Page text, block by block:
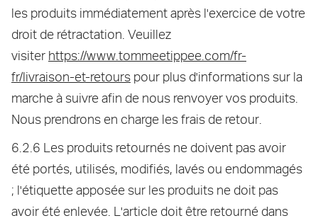
les produits immédiatement après l'exercice de votre
droit de rétractation. Veuillez
visiter https://www.tommeetippee.com/fr-
fr/livraison-et-retours pour plus d'informations sur la
marche à suivre afin de nous renvoyer vos produits.
Nous prendrons en charge les frais de retour.
6.2.6 Les produits retournés ne doivent pas avoir
été portés, utilisés, modifiés, lavés ou endommagés
; l'étiquette apposée sur les produits ne doit pas
avoir été enlevée. L'article doit être retourné dans